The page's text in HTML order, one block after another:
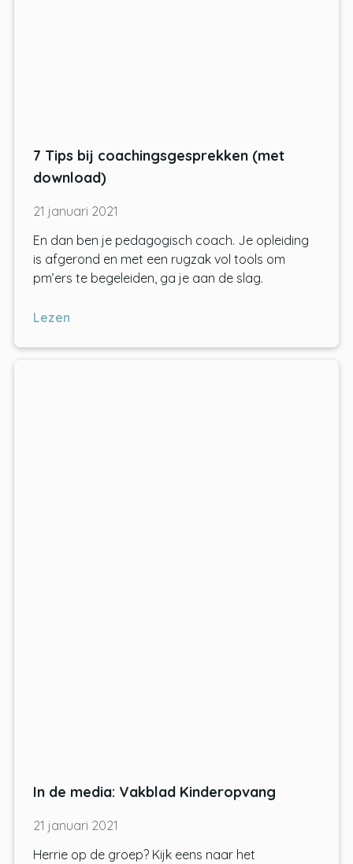
7 Tips bij coachingsgesprekken (met
download)
21 januari 2021
En dan ben je pedagogisch coach. Je opleiding
is afgerond en met een rugzak vol tools om
pm’ers te begeleiden, ga je aan de slag.
Lezen
In de media: Vakblad Kinderopvang
21 januari 2021
Herrie op de groep? Kijk eens naar het